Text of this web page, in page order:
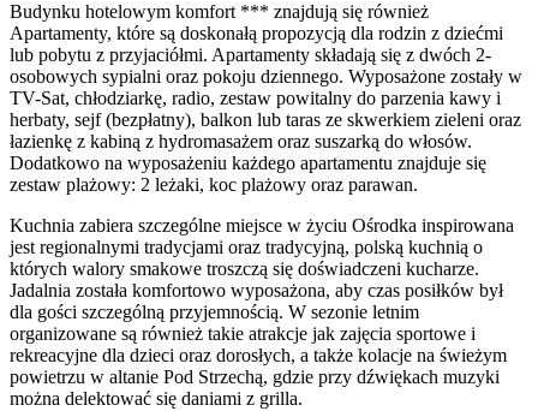
Budynku hotelowym komfort *** znajdują się również
Apartamenty, które są doskonałą propozycją dla rodzin z dziećmi
lub pobytu z przyjaciółmi. Apartamenty składają się z dwóch 2-
osobowych sypialni oraz pokoju dziennego. Wyposażone zostały w
TV-Sat, chłodziarkę, radio, zestaw powitalny do parzenia kawy i
herbaty, sejf (bezpłatny), balkon lub taras ze skwerkiem zieleni oraz
łazienkę z kabiną z hydromasażem oraz suszarką do włosów.
Dodatkowo na wyposażeniu każdego apartamentu znajduje się
zestaw plażowy: 2 leżaki, koc plażowy oraz parawan.
Kuchnia zabiera szczególne miejsce w życiu Ośrodka inspirowana
jest regionalnymi tradycjami oraz tradycyjną, polską kuchnią o
których walory smakowe troszczą się doświadczeni kucharze.
Jadalnia została komfortowo wyposażona, aby czas posiłków był
dla gości szczególną przyjemnością. W sezonie letnim
organizowane są również takie atrakcje jak zajęcia sportowe i
rekreacyjne dla dzieci oraz dorosłych, a także kolacje na świeżym
powietrzu w altanie Pod Strzechą, gdzie przy dźwiękach muzyki
można delektować się daniami z grilla.